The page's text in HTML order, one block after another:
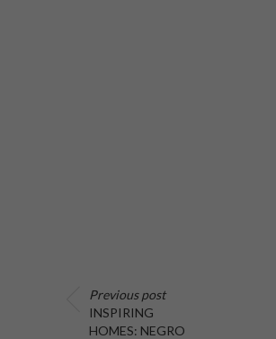
Previous post
INSPIRING
HOMES: NEGRO